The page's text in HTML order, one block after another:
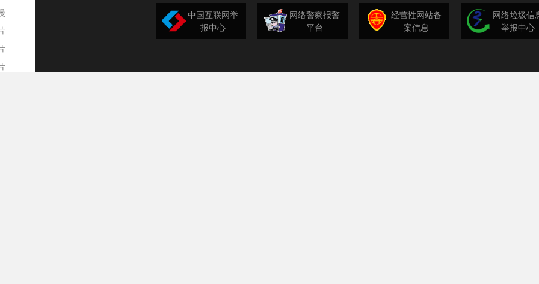
中国互联网举
报中心
网络警察报警
平台
经营性网站备
案信息
网络垃圾信
举报中心